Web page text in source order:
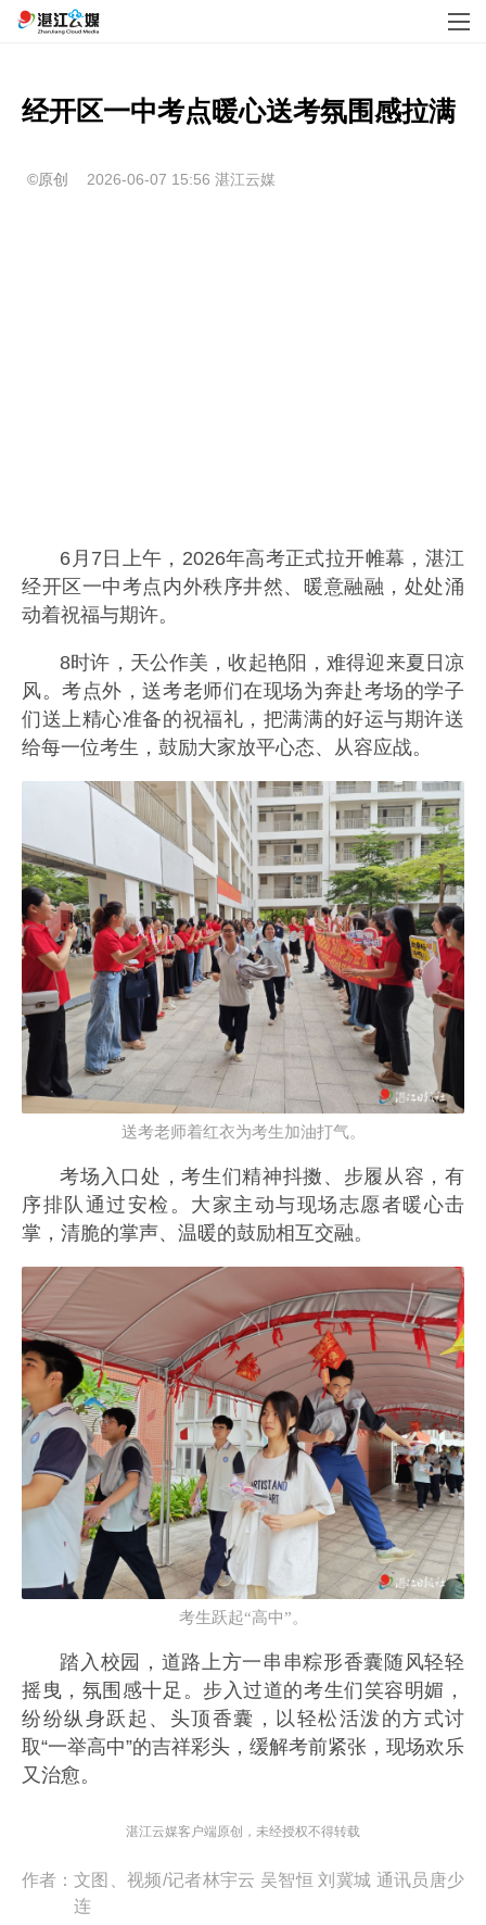
经开区一中考点暖心送考氛围感拉满
©原创 2026-06-07 15:56 湛江云媒
6月7日上午，2026年高考正式拉开帷幕，湛江
经开区一中考点内外秩序井然、暖意融融，处处涌
动着祝福与期许。
8时许，天公作美，收起艳阳，难得迎来夏日凉
风。考点外，送考老师们在现场为奔赴考场的学子
们送上精心准备的祝福礼，把满满的好运与期许送
给每一位考生，鼓励大家放平心态、从容应战。
送考老师着红衣为考生加油打气。
考场入口处，考生们精神抖擞、步履从容，有
序排队通过安检。大家主动与现场志愿者暖心击
掌，清脆的掌声、温暖的鼓励相互交融。
考生跃起“高中”。
踏入校园，道路上方一串串粽形香囊随风轻轻
摇曳，氛围感十足。步入过道的考生们笑容明媚，
纷纷纵身跃起、头顶香囊，以轻松活泼的方式讨
取“一举高中”的吉祥彩头，缓解考前紧张，现场欢乐
又治愈。
湛江云媒客户端原创，未经授权不得转载
作者： 文图、视频/记者林宇云 吴智恒 刘冀城 通讯员唐少
连